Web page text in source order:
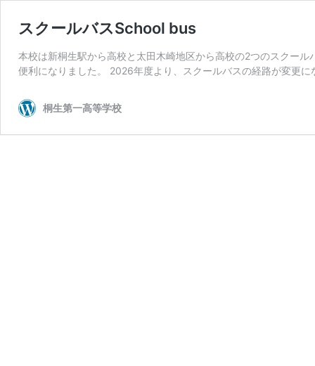
スクールバスSchool bus
本校は新桐生駅から高校と太田木崎地区から高校の2つのスクー
便利になりました。 2026年度より、スクールバスの経路が変更
桐生第一高等学校